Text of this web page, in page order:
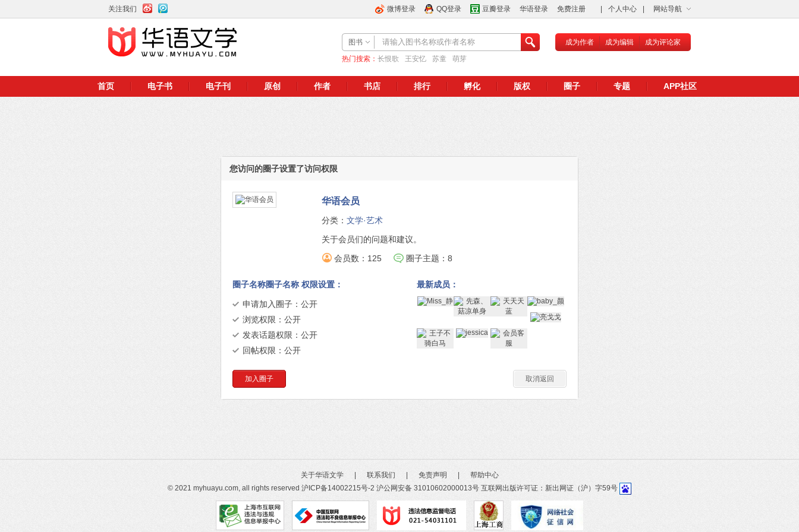
关注我们 个人中心 网站导航
微博登录 QQ登录 豆瓣登录 华语登录 免费注册
成为作者 成为编辑 成为评论家
图书
热门搜索： 长恨歌 王安忆 苏童 萌芽
首页 电子书 电子刊 原创 作者 书店 排行 孵化 版权 圈子 专题 APP社区
您访问的圈子设置了访问权限
华语会员
分类： 文学·艺术
关于会员们的问题和建议。
会员数：125
圈子主题：8
圈子名称圈子名称 权限设置：
申请加入圈子：公开
浏览权限：公开
发表话题权限：公开
回帖权限：公开
最新成员：
加入圈子 取消返回
关于华语文学 联系我们 免责声明
帮助中心
© 2021 myhuayu.com, all rights reserved 沪ICP备14002215号-2 沪公网安备 31010602000013号 互联网出版许可证：新出网证（沪）字59号